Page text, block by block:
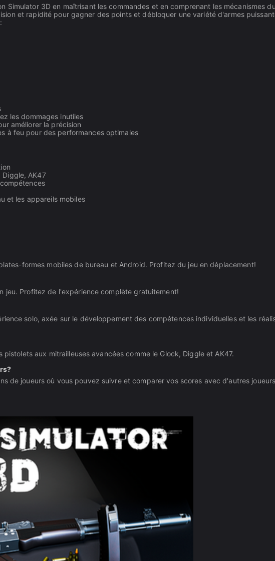
Simulator 3D en maîtrisant les commandes et en comprenant les mécanismes
et rapidité pour gagner des points et débloquer une variété d'armes
les dommages inutiles
améliorer la précision
à feu pour des performances optimales
Diggle, AK47
et les appareils mobiles
formes mobiles de bureau et Android. Profitez du jeu en déplacement!
jeu. Profitez de l'expérience complète gratuitement!
solo, axée sur le développement des compétences individuelles et les
aux mitrailleuses avancées comme le Glock, Diggle et AK47.
de joueurs où vous pouvez suivre et comparer vos scores avec d'autres